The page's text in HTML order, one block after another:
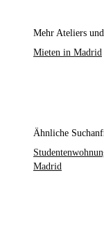
Mehr Ateliers
Mieten in Madrid
Ähnliche
Madrid